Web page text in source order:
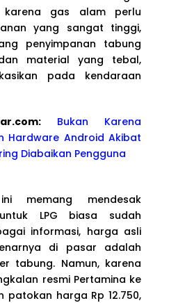
karena gas alam perlu
yang sangat tinggi,
penyimpanan tabung
material yang tebal,
pada kendaraan
r.com: Bukan Karena
Hardware Android Akibat
Diabaikan Pengguna
memang mendesak
LPG biasa sudah
informasi, harga asli
di pasar adalah
tabung. Namun, karena
resmi Pertamina ke
patokan harga Rp 12.750,